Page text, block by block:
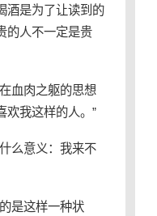
酒是为了让读到的
的人不一定是贵
血肉之躯的思想
欢我这样的人。”
么意义：我来不
是这样一种状